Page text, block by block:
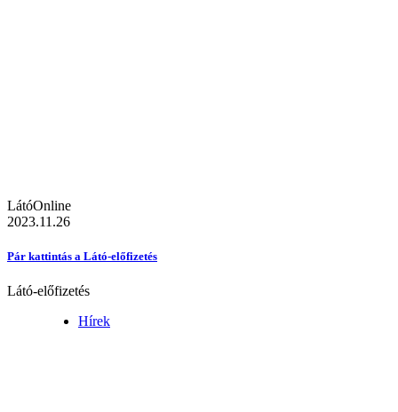
LátóOnline
2023.11.26
Pár kattintás a Látó-előfizetés
Látó-előfizetés
Hírek